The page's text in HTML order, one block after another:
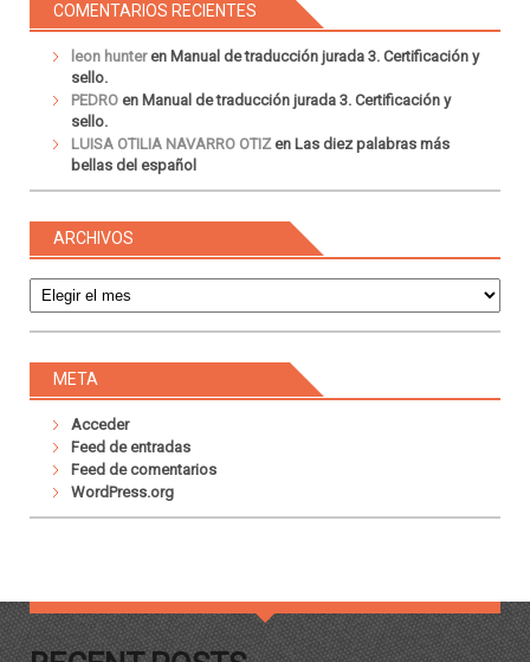
COMENTARIOS RECIENTES
leon hunteren Manual de traducción jurada 3. Certificación y
sello.
PEDRO en Manual de traducción jurada 3. Certificación y
sello.
LUISA OTILIA NAVARRO OTIZen Las diez palabras más
bellas del español
ARCHIVOS
META
Acceder
Feed de entradas
Feed de comentarios
WordPress.org